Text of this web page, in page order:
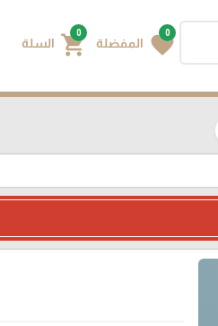
0
favorite المفضلة
0
shopping_cart السلة